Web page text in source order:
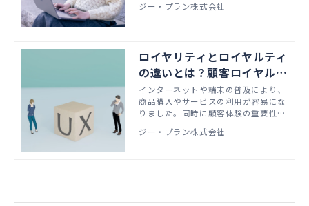
グを担当している方に向けて、ファン
ジー・プラン株式会社
ロイヤリティとロイヤルティ
の違いとは？顧客ロイヤルテ
ィを向上するメリットも紹
介！
インターネットや端末の普及により、
商品購入やサービスの利用が容易にな
りました。同時に顧客体験の重要性が
トサービス。顧客体験の概要やポイン
ジー・プラン株式会社